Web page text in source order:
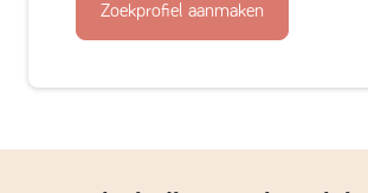
Zoekprofiel aanmaken